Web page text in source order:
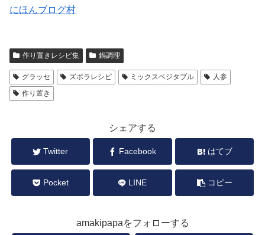
にほんブログ村
作り置きレシピ集 鍋調理
グラッセ ズボラレシピ ミックスベジタブル
人参
作り置き
シェアする
Twitter Facebook はてブ
Pocket LINE コピー
amakipapaをフォローする